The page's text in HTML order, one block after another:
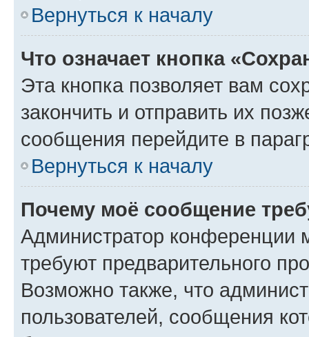
Вернуться к началу
Что означает кнопка
Эта кнопка позволяет вам
закончить и отправить их
сообщения перейдите в
Вернуться к началу
Почему моё сообщение
Администратор конференции
требуют предварительного
Возможно также, что
пользователей, сообщения